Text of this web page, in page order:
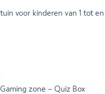
voor kinderen van 1 tot en
zone – Quiz Box